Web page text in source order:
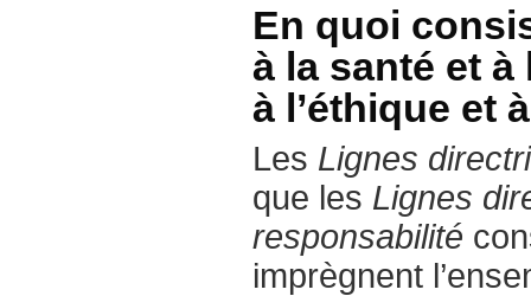
En quoi
à la santé et
à l’éthique et
Les Lignes
que les Lignes
responsabilité
imprègnent